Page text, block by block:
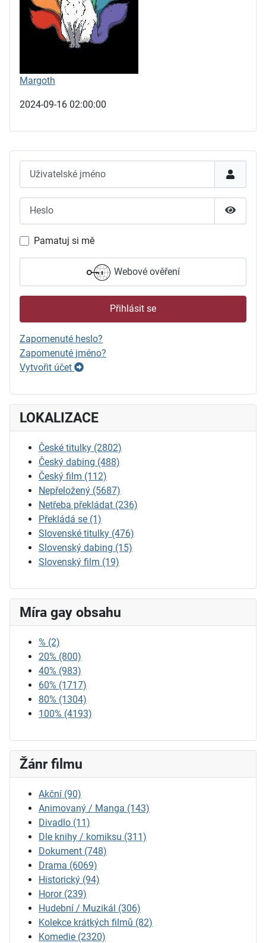
Pamatuj si mě
Webové ověření
Přihlásit se
Zapomenuté heslo?
Zapomenuté jméno?
Vytvořit účet
LOKALIZACE
České titulky (2802)
Český dabing (488)
Český film (112)
Nepřeložený (5687)
Netřeba překládat (236)
Překládá se (1)
Slovenské titulky (476)
Slovenský dabing (15)
Slovenský film (19)
Míra gay obsahu
% (2)
20% (800)
40% (983)
60% (1717)
80% (1304)
100% (4193)
Žánr filmu
Akční (90)
Animovaný / Manga (143)
Divadlo (11)
Dle knihy / komiksu (311)
Dokument (748)
Drama (6069)
Historický (94)
Horor (239)
Hudební / Muzikál (306)
Kolekce krátkých filmů (82)
Komedie (2320)
Margoth
2024-09-16 02:00:00